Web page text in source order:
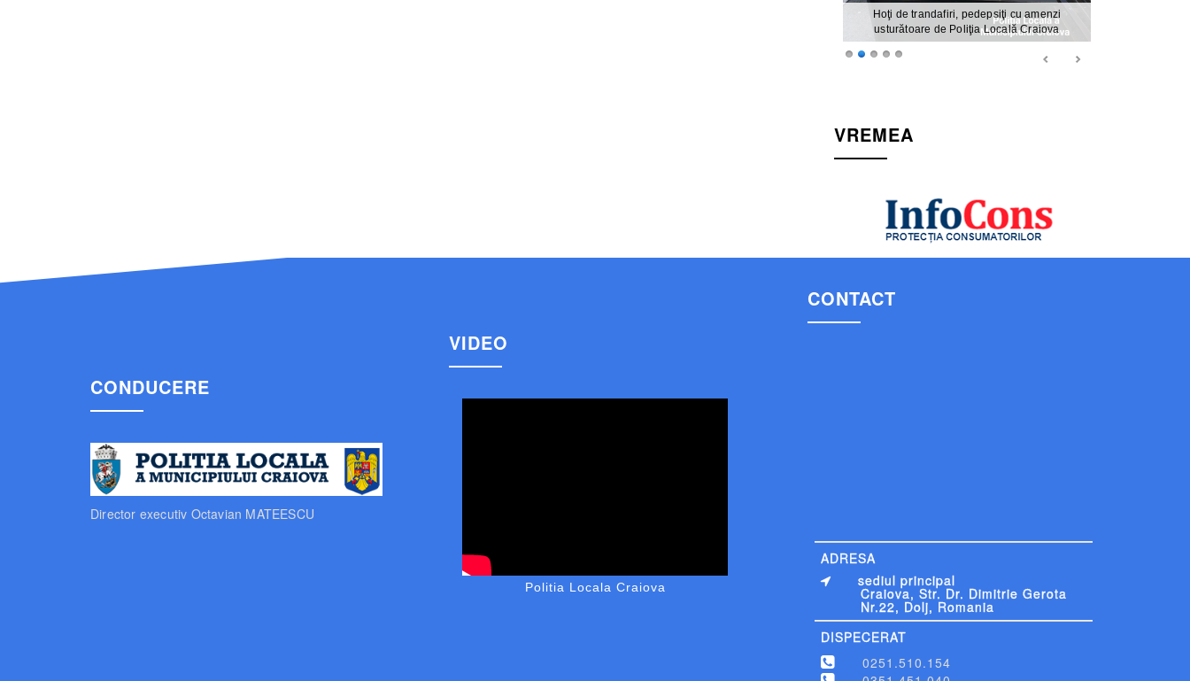
Hoţi de trandafiri, pedepsiţi cu amenzi
usturătoare de Poliţia Locală Craiova
VREMEA
CONDUCERE
Director executiv Octavian MATEESCU
VIDEO
Politia Locala Craiova
CONTACT
ADRESA
sediul principal
Craiova, Str. Dr. Dimitrie Gerota
Nr.22, Dolj, Romania
DISPECERAT
0251.510.154